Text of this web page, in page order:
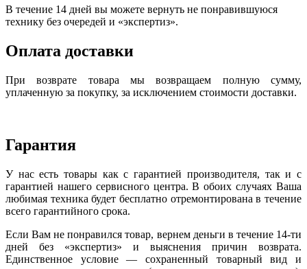
В течение 14 дней вы можете вернуть не понравившуюся
технику без очередей и «экспертиз».
Оплата доставки
При возврате товара мы возвращаем полную сумму,
уплаченную за покупку, за исключением стоимости доставки.
Гарантия
У нас есть товары как с гарантией производителя, так и с
гарантией нашего сервисного центра. В обоих случаях Ваша
любимая техника будет бесплатно отремонтирована в течение
всего гарантийного срока.
Если Вам не понравился товар, вернем деньги в течение 14-ти
дней без «экспертиз» и выяснения причин возврата.
Единственное условие — сохраненный товарный вид и